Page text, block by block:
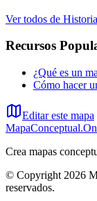
Ver todos de Historia
Recursos
¿Qué es un
Cómo hacer
Editar este mapa
Crea mapas
© Copyright 2026
reservados.